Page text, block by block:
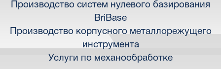
Производство систем нулевого базирования
BriBase
Производство корпусного металлорежущего
инструмента
Услуги по механообработке